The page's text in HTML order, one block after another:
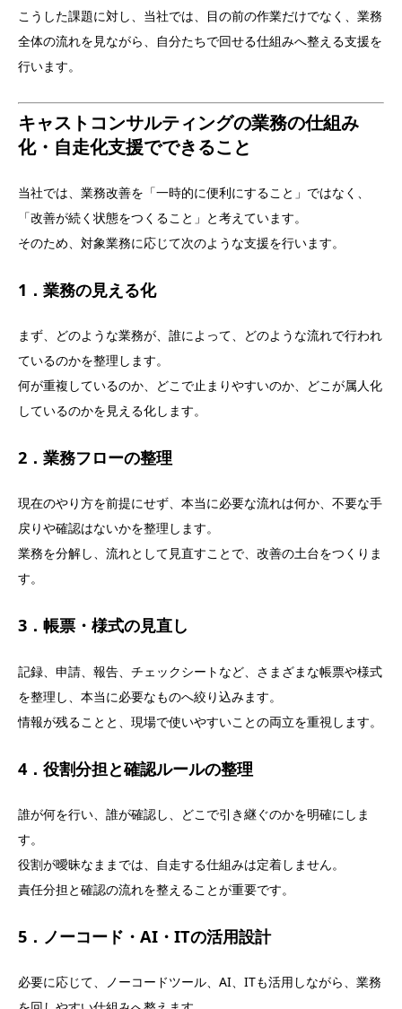
こうした課題に対し、当社では、目の前の作業だけでなく、業務
全体の流れを見ながら、自分たちで回せる仕組みへ整える支援を
行います。
キャストコンサルティングの業務の仕組み
化・自走化支援でできること
当社では、業務改善を「一時的に便利にすること」ではなく、
「改善が続く状態をつくること」と考えています。
そのため、対象業務に応じて次のような支援を行います。
1．業務の見える化
まず、どのような業務が、誰によって、どのような流れで行われ
ているのかを整理します。
何が重複しているのか、どこで止まりやすいのか、どこが属人化
しているのかを見える化します。
2．業務フローの整理
現在のやり方を前提にせず、本当に必要な流れは何か、不要な手
戻りや確認はないかを整理します。
業務を分解し、流れとして見直すことで、改善の土台をつくりま
す。
3．帳票・様式の見直し
記録、申請、報告、チェックシートなど、さまざまな帳票や様式
を整理し、本当に必要なものへ絞り込みます。
情報が残ることと、現場で使いやすいことの両立を重視します。
4．役割分担と確認ルールの整理
誰が何を行い、誰が確認し、どこで引き継ぐのかを明確にしま
す。
役割が曖昧なままでは、自走する仕組みは定着しません。
責任分担と確認の流れを整えることが重要です。
5．ノーコード・AI・ITの活用設計
必要に応じて、ノーコードツール、AI、ITも活用しながら、業務